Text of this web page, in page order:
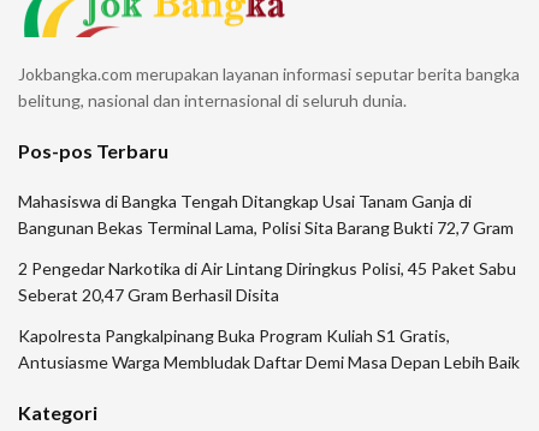
Jokbangka.com merupakan layanan informasi seputar berita bangka
belitung, nasional dan internasional di seluruh dunia.
Pos-pos Terbaru
Mahasiswa di Bangka Tengah Ditangkap Usai Tanam Ganja di
Bangunan Bekas Terminal Lama, Polisi Sita Barang Bukti 72,7 Gram
2 Pengedar Narkotika di Air Lintang Diringkus Polisi, 45 Paket Sabu
Seberat 20,47 Gram Berhasil Disita
Kapolresta Pangkalpinang Buka Program Kuliah S1 Gratis,
Antusiasme Warga Membludak Daftar Demi Masa Depan Lebih Baik
Kategori